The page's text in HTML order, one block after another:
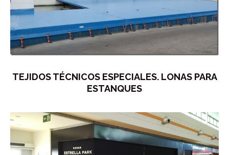
TEJIDOS TÉCNICOS ESPECIALES. LONAS PARA
ESTANQUES